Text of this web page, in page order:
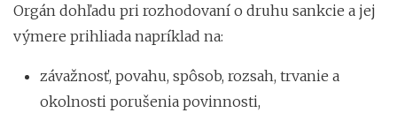
Orgán dohľadu pri rozhodovaní o druhu sankcie a jej
výmere prihliada napríklad na:
závažnosť, povahu, spôsob, rozsah, trvanie a
okolnosti porušenia povinnosti,